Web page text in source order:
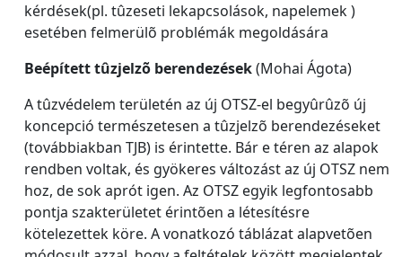
kérdések(pl. tûzeseti lekapcsolások, napelemek )
esetében felmerülõ problémák megoldására
Beépített tûzjelzõ berendezések(Mohai Ágota)
A tûzvédelem területén az új OTSZ-el begyûrûzõ új
koncepció természetesen a tûzjelzõ berendezéseket
(továbbiakban TJB) is érintette. Bár e téren az alapok
rendben voltak, és gyökeres változást az új OTSZ nem
hoz, de sok aprót igen. Az OTSZ egyik legfontosabb
pontja szakterületet érintõen a létesítésre
kötelezettek köre. A vonatkozó táblázat alapvetõen